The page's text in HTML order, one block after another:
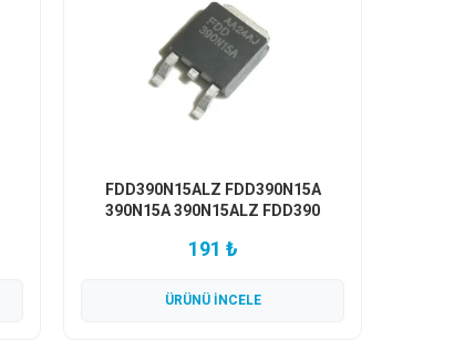
FDD390N15ALZ FDD390N15A
390N15A 390N15ALZ FDD390
TO-252 Kılıf
191 ₺
ÜRÜNÜ İNCELE